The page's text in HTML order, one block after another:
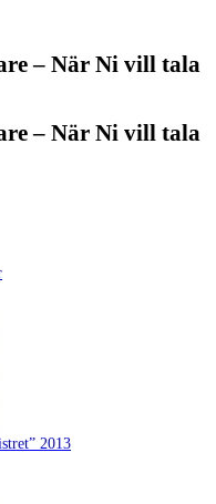
– När Ni vill tala
– När Ni vill tala
2013